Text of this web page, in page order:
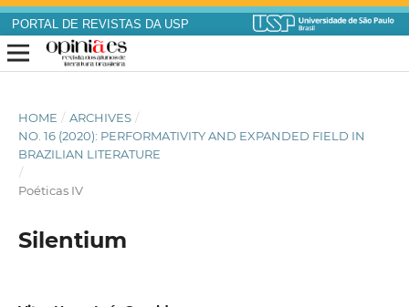
PORTAL DE REVISTAS DA USP
HOME / ARCHIVES /
NO. 16 (2020): PERFORMATIVITY AND EXPANDED FIELD IN
BRAZILIAN LITERATURE
/
Poéticas IV
Silentium